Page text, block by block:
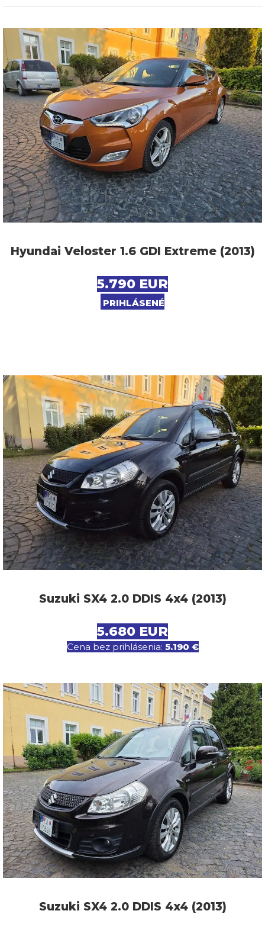
Hyundai Veloster 1.6 GDI Extreme (2013)
5.790 EUR
PRIHLÁSENÉ
Suzuki SX4 2.0 DDIS 4x4 (2013)
5.680 EUR
Cena bez prihlásenia: 5.190 €
Suzuki SX4 2.0 DDIS 4x4 (2013)